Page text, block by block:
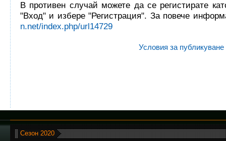
В противен случай можете да се регистирате
"Вход" и избере "Регистрация". За повече
n.net/index.php/url14729
Условия за
Сезон 2020